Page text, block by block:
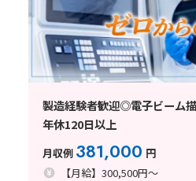
製造経験者歓迎◎電子ビーム
年休120日以上
月収例 381,000 円
【月給】300,500円～